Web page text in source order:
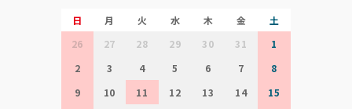
日 月 火 水 木 金
土
26
27 28 29 30 31
1
2
3 4 5 6 7
8
9
10 11 12 13 14
15